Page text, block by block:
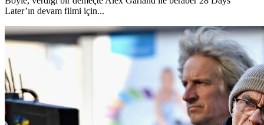
Later’ın devam filmi için...